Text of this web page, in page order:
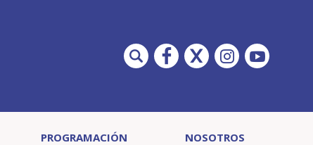
PROGRAMACIÓN NOSOTROS